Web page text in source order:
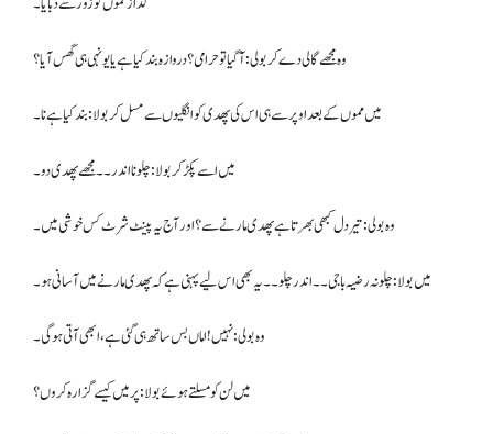
وہ مجھے گالی دے کر بولی: آگیا تو حرامی ؟ دروازہ بند کیا ہے یا یو نہی ہی گھس آیا ؟
میں مموں کے بعد اوپر سے ہی اس کی پھدی کو انگلیوں سے مسل کر بولا: بند کیا ہے نا۔
میں اسے پکڑ کر بولا : چلونا اندر۔۔ مجھے پھدی دو۔
وہ بولی : تیر دل کبھی بھرتا ہے پھدی مارنے سے ؟ اور آج یہ پینٹ شرٹ کس خوشی میں۔
میں بولا : چلو نہ رضیہ باجی۔۔ اندر چلو۔۔ یہ بھی اس لیے پہنی ہے کہ پھدی مارنے میں آسانی ہو۔
وہ بولی : نہیں ! اماں بس ساتھ ہی گئی ہے ، ابھی آتی ہو گی۔
میں لن کو مسلتے ہوئے بولا: پر میں کیسے گزارہ کروں؟